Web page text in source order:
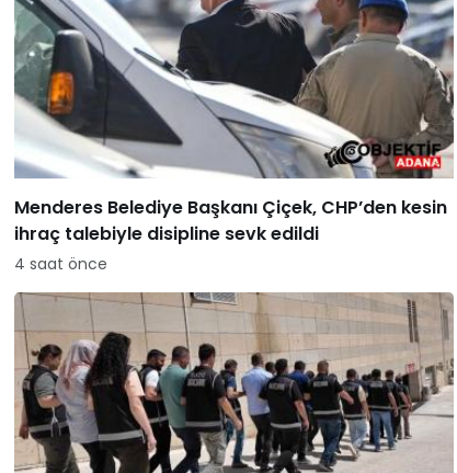
Menderes Belediye Başkanı Çiçek, CHP’den kesin
ihraç talebiyle disipline sevk edildi
4 saat önce